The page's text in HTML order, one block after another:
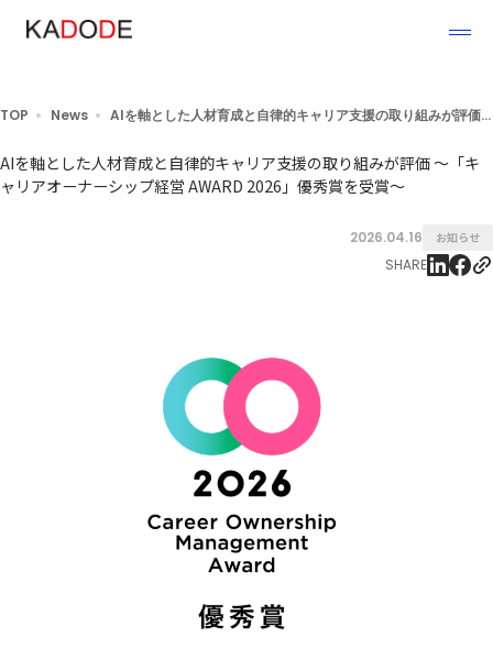
TOP News AIを軸とした人材育成と自律的キャリア支援の取り組みが評価 ～「キャリアオーナーシップ経営 AWARD 2026」優秀賞を受賞～
AIを軸とした人材育成と自律的キャリア支援の取り組みが評価 ～「キ
ャリアオーナーシップ経営 AWARD 2026」優秀賞を受賞～
2026.04.16 お知らせ
SHARE